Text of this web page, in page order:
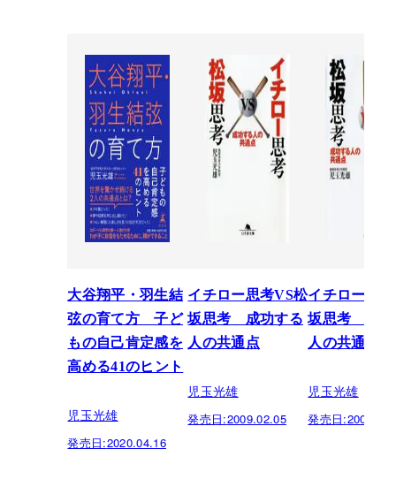
大谷翔平・羽生結
弦の育て方 子ど
もの自己肯定感を
高める41のヒント
児玉光雄
発売日:2020.04.16
イチロー思考VS松
坂思考 成功する
人の共通点
児玉光雄
発売日:2009.02.05
イチロー思
坂思考 成功
人の共通点
児玉光雄
発売日: